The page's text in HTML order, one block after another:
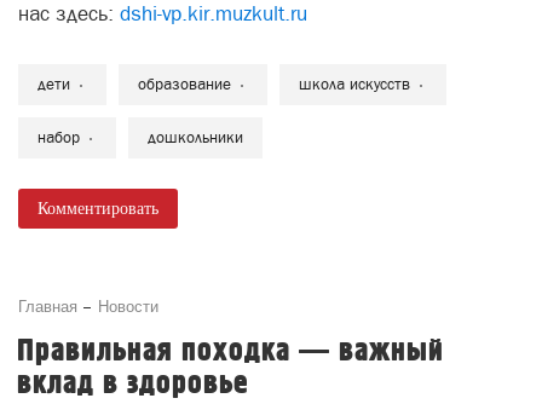
нас здесь: dshi-vp.kir.muzkult.ru
дети образование школа искусств
набор дошкольники
Комментировать
Главная Новости
Правильная походка — важный
вклад в здоровье